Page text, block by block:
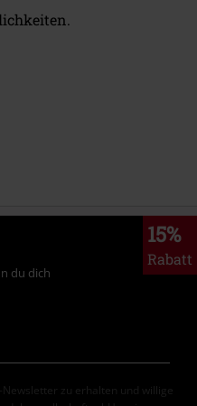
15%
Rabatt
du dich
Newsletter zu erhalten und willige